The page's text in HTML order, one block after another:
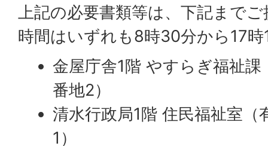
上記の必要書類等は、下記まで
時間はいずれも8時30分から17
金屋庁舎1階 やすらぎ福祉
番地2）
清水行政局1階 住民福祉室
1）